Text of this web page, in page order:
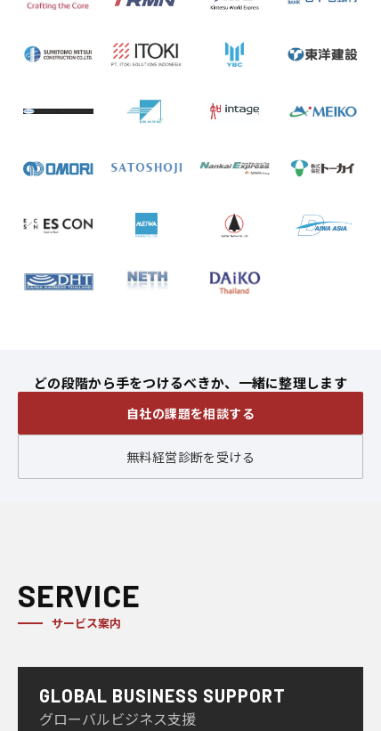
どの段階から手をつけるべきか、一緒に整理します
自社の課題を相談する
無料経営診断を受ける
SERVICE
サービス案内
GLOBAL BUSINESS SUPPORT
グローバルビジネス支援